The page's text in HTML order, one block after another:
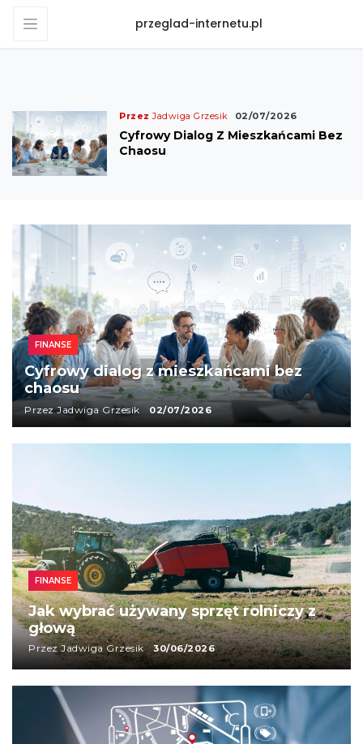
przeglad-internetu.pl
Przez Jadwiga Grzesik 02/07/2026
Cyfrowy Dialog Z Mieszkańcami Bez
Chaosu
TRENDY
Jak odzyskać spokój przy wynajmie
mieszkania
Przez Katarzyna Kot 24/07/2026
FINANSE
Jak wybrać używany sprzęt rolniczy z
głową
Przez Jadwiga Grzesik 30/06/2026